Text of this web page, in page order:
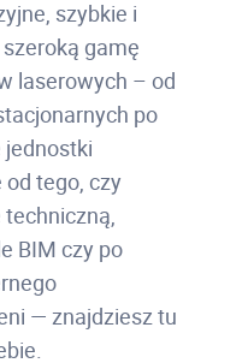
szybkie i
gamę
laserowych – od
po
tego, czy
BIM czy po
— znajdziesz tu